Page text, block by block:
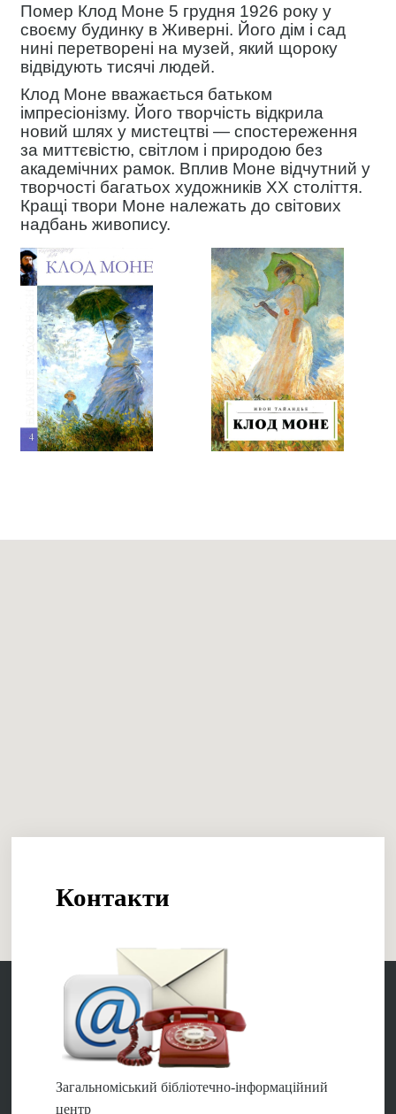
Помер Клод Моне 5 грудня 1926 року у
своєму будинку в Живерні. Його дім і сад
нині перетворені на музей, який щороку
відвідують тисячі людей.
Клод Моне вважається батьком
імпресіонізму. Його творчість відкрила
новий шлях у мистецтві — спостереження
за миттєвістю, світлом і природою без
академічних рамок. Вплив Моне відчутний у
творчості багатьох художників XX століття.
Кращі твори Моне належать до світових
надбань живопису.
Контакти
Загальноміський бібліотечно-інформаційний
центр